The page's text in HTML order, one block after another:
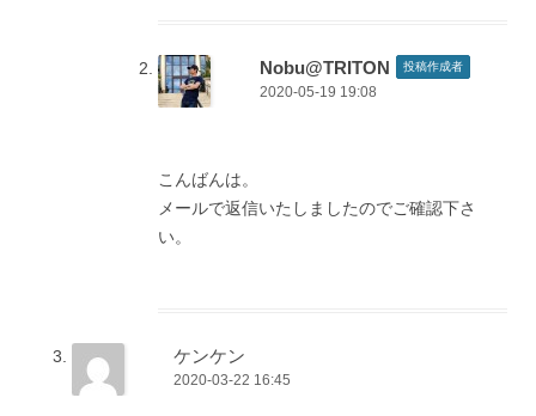
Nobu@TRITON 投稿作成者
2020-05-19 19:08
こんばんは。
メールで返信いたしましたのでご確認下さ
い。
ケンケン
2020-03-22 16:45